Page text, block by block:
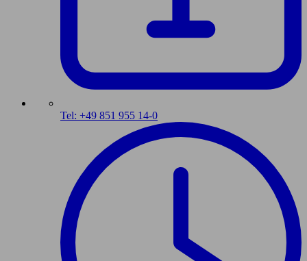
Tel: +49 851 955 14-0